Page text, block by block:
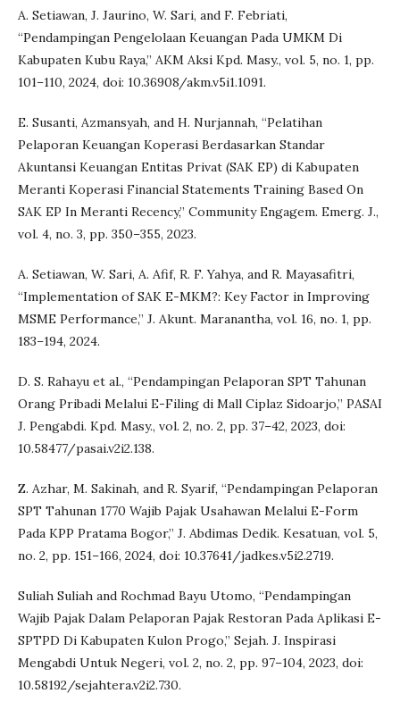
A. Setiawan, J. Jaurino, W. Sari, and F. Febriati,
“Pendampingan Pengelolaan Keuangan Pada UMKM Di
Kabupaten Kubu Raya,” AKM Aksi Kpd. Masy., vol. 5, no. 1, pp.
101–110, 2024, doi: 10.36908/akm.v5i1.1091.
E. Susanti, Azmansyah, and H. Nurjannah, “Pelatihan
Pelaporan Keuangan Koperasi Berdasarkan Standar
Akuntansi Keuangan Entitas Privat (SAK EP) di Kabupaten
Meranti Koperasi Financial Statements Training Based On
SAK EP In Meranti Recency,” Community Engagem. Emerg. J.,
vol. 4, no. 3, pp. 350–355, 2023.
A. Setiawan, W. Sari, A. Afif, R. F. Yahya, and R. Mayasafitri,
“Implementation of SAK E-MKM?: Key Factor in Improving
MSME Performance,” J. Akunt. Maranantha, vol. 16, no. 1, pp.
183–194, 2024.
D. S. Rahayu et al., “Pendampingan Pelaporan SPT Tahunan
Orang Pribadi Melalui E-Filing di Mall Ciplaz Sidoarjo,” PASAI
J. Pengabdi. Kpd. Masy., vol. 2, no. 2, pp. 37–42, 2023, doi:
10.58477/pasai.v2i2.138.
Z. Azhar, M. Sakinah, and R. Syarif, “Pendampingan Pelaporan
SPT Tahunan 1770 Wajib Pajak Usahawan Melalui E-Form
Pada KPP Pratama Bogor,” J. Abdimas Dedik. Kesatuan, vol. 5,
no. 2, pp. 151–166, 2024, doi: 10.37641/jadkes.v5i2.2719.
Suliah Suliah and Rochmad Bayu Utomo, “Pendampingan
Wajib Pajak Dalam Pelaporan Pajak Restoran Pada Aplikasi E-
SPTPD Di Kabupaten Kulon Progo,” Sejah. J. Inspirasi
Mengabdi Untuk Negeri, vol. 2, no. 2, pp. 97–104, 2023, doi:
10.58192/sejahtera.v2i2.730.